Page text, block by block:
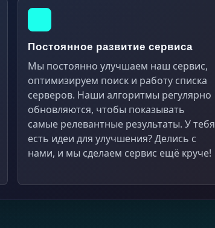
Постоянное развитие сервиса
Мы постоянно улучшаем наш сервис,
оптимизируем поиск и работу списка
серверов. Наши алгоритмы регулярно
обновляются, чтобы показывать
самые релевантные результаты. У тебя
есть идеи для улучшения? Делись с
нами, и мы сделаем сервис ещё круче!